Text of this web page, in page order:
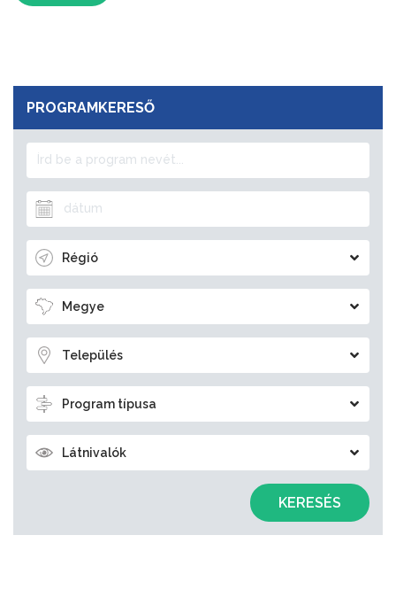
PROGRAMKERESŐ
Régió
Megye
Település
Program típusa
Látnivalók
KERESÉS